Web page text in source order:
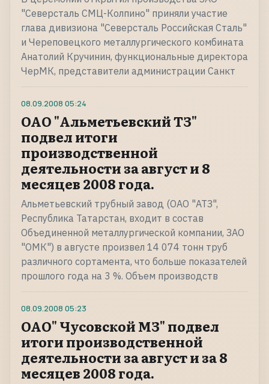
"Северсталь СМЦ-Колпино" приняли участие
глава дивизиона "Северсталь Российская Сталь"
и Череповецкого металлургического комбината
Анатолий Кручинин, функциональные директора
ЧерМК, представители администрации Санкт
08.09.2008 05:24
ОАО "Альметьевский ТЗ"
подвел итоги
производственной
деятельности за август и 8
месяцев 2008 года.
Альметьевский трубный завод (ОАО "АТЗ",
Республика Татарстан, входит в состав
Объединенной металлургической компании, ЗАО
"ОМК") в августе произвел 14 074 тонн труб
различного сортамента, что больше показателей
прошлого года на 3 %. Объем производств
08.09.2008 05:23
ОАО" Чусовской МЗ" подвел
итоги производственной
деятельности за август и за 8
месяцев 2008 года.